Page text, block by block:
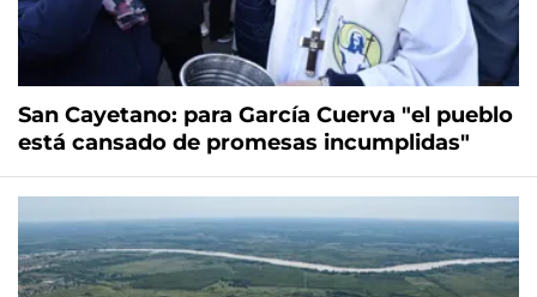
San Cayetano: para García Cuerva "el pueblo
está cansado de promesas incumplidas"